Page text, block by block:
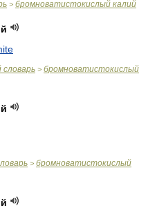
> бромноватистокислый калий
словарь > бромноватистокислый
> бромноватистокислый